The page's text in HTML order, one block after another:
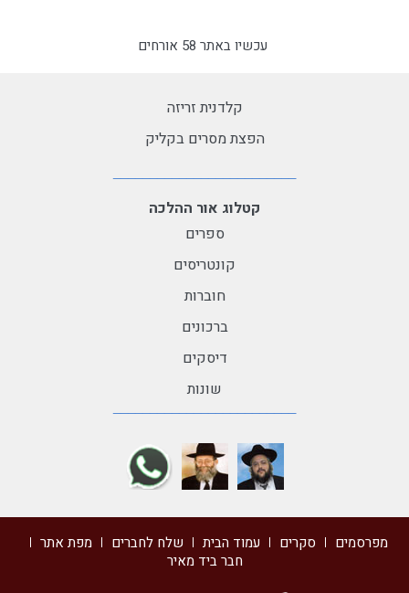
עכשיו באתר 58 אורחים
קלדנית זריזה
הפצת מסרים בקליק
קטלוג אור ההלכה
ספרים
קונטריסים
חוברות
ברכונים
דיסקים
שונות
מפרסמים סקרים עמוד הבית שלח לחברים
מפת אתר
חבר ביד מאיר